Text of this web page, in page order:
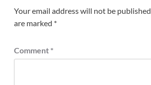
Your email address will not be published.
are marked *
Comment *